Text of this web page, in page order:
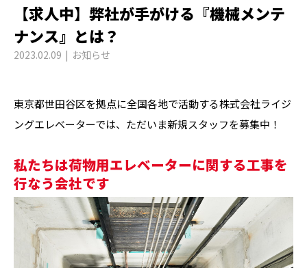
【求人中】弊社が手がける『機械メンテ
ナンス』とは？
2023.02.09 お知らせ
東京都世田谷区を拠点に全国各地で活動する株式会社ライジ
ングエレベーターでは、ただいま新規スタッフを募集中！
私たちは荷物用エレベーターに関する工事を
行なう会社です